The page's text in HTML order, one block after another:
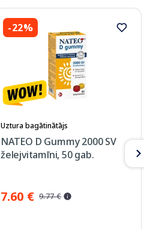
-22%
Uztura bagātinātājs
NATEO D Gummy 2000 SV
želejvitamīni, 50 gab.
7.60 € 9.77 €